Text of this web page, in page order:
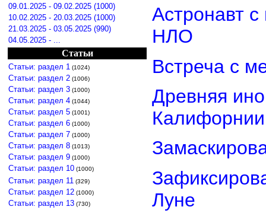
09.01.2025 - 09.02.2025 (1000)
10.02.2025 - 20.03.2025 (1000)
21.03.2025 - 03.05.2025 (990)
04.05.2025 - ...
Статьи
Статьи: раздел 1 (1024)
Статьи: раздел 2 (1006)
Статьи: раздел 3 (1000)
Статьи: раздел 4 (1044)
Статьи: раздел 5 (1001)
Статьи: раздел 6 (1000)
Статьи: раздел 7 (1000)
Статьи: раздел 8 (1013)
Статьи: раздел 9 (1000)
Статьи: раздел 10 (1000)
Статьи: раздел 11 (329)
Статьи: раздел 12 (1000)
Статьи: раздел 13 (730)
Астронавт
НЛО
Встреча с
Древняя
Калифорнии
Луне